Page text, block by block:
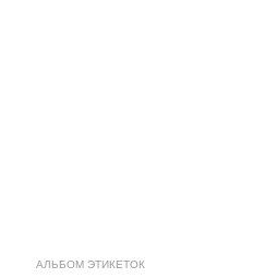
АЛЬБОМ ЭТИКЕТОК